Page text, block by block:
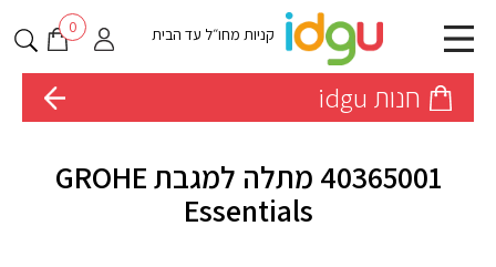
קניות מחו״ל עד הבית 0
חנות idgu
40365001 מתלה למגבת GROHE
Essentials